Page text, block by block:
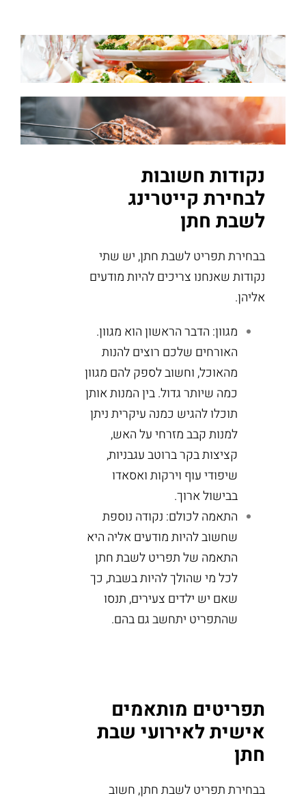
נקודות חשובות
לבחירת קייטרינג
לשבת חתן
בבחירת תפריט לשבת חתן, יש שתי
נקודות שאנחנו צריכים להיות מודעים
אליהן.
מגוון: הדבר הראשון הוא מגוון.
האורחים שלכם רוצים להנות
מהאוכל, וחשוב לספק להם מגוון
כמה שיותר גדול. בין המנות אותן
תוכלו להגיש כמנה עיקרית ניתן
למנות קבב מזרחי על האש,
קציצות בקר ברוטב עגבניות,
שיפודי עוף וירקות ואסאדו
בבישול ארוך.
התאמה לכולם: נקודה נוספת
שחשוב להיות מודעים אליה היא
התאמה של תפריט לשבת חתן
לכל מי שהולך להיות בשבת, כך
שאם יש ילדים צעירים, תנסו
שהתפריט יתחשב גם בהם.
תפריטים מותאמים
אישית לאירועי שבת
חתן
בבחירת תפריט לשבת חתן, חשוב